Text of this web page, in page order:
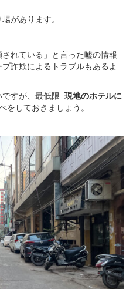
があります。
れている」と言った嘘の情報
詐欺によるトラブルもあるよ
すが、最低限 現地のホテルに
をしておきましょう。